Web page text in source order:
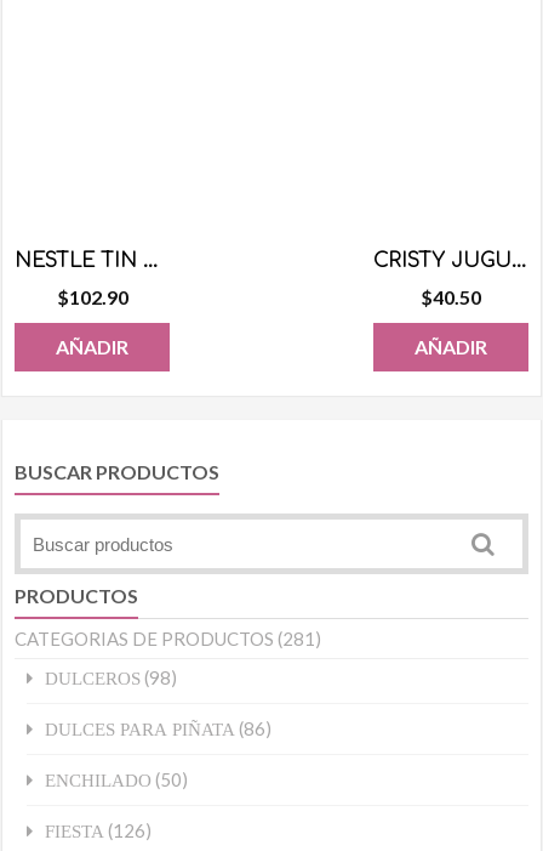
CRISTY JUGUETE MAMILA CON BEBE 12 PZS
$40.50
AÑADIR
NESTLE TIN LARIN 10 PZS
$102.90
AÑADIR
BUSCAR PRODUCTOS
PRODUCTOS
CATEGORIAS DE PRODUCTOS (281)
DULCEROS (98)
DULCES PARA PIÑATA (86)
ENCHILADO (50)
FIESTA (126)